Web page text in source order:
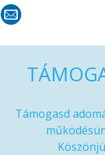
Támogasd